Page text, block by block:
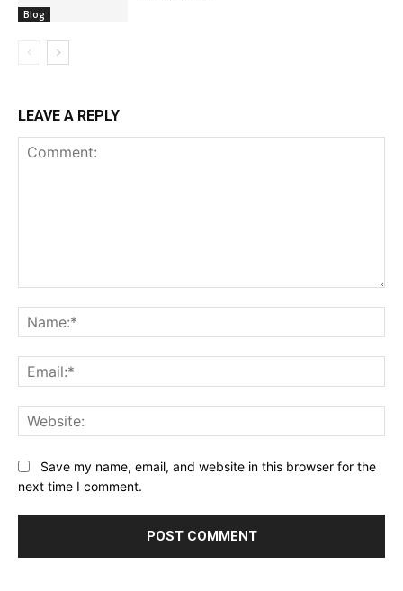
Blog
LEAVE A REPLY
Save my name, email, and website in this browser for the
next time I comment.